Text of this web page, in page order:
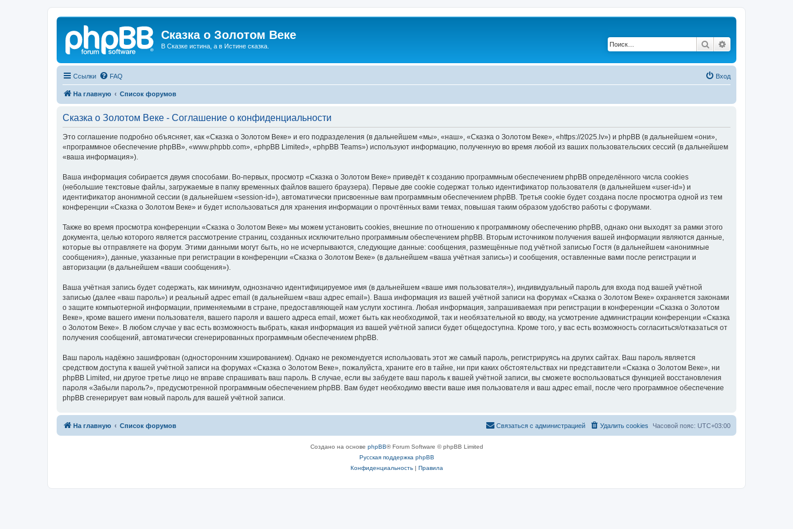
Сказка о Золотом Веке
В Сказке истина, а в Истине сказка. Поиск
Ссылки FAQ Вход
На главную Список форумов
Сказка о Золотом Веке - Соглашение о конфиденциальности
Это соглашение подробно объясняет, как «Сказка о Золотом Веке» и его подразделения (в дальнейшем «мы», «наш», «Сказка о Золотом Веке», «https://2025.lv») и phpBB (в дальнейшем «они»,
«программное обеспечение phpBB», «www.phpbb.com», «phpBB Limited», «phpBB Teams») используют информацию, полученную во время любой из ваших пользовательских сессий (в дальнейшем
«ваша информация»).
Ваша информация собирается двумя способами. Во-первых, просмотр «Сказка о Золотом Веке» приведёт к созданию программным обеспечением phpBB определённого числа cookies
(небольшие текстовые файлы, загружаемые в папку временных файлов вашего браузера). Первые две cookie содержат только идентификатор пользователя (в дальнейшем «user-id») и
идентификатор анонимной сессии (в дальнейшем «session-id»), автоматически присвоенные вам программным обеспечением phpBB. Третья cookie будет создана после просмотра одной из тем
конференции «Сказка о Золотом Веке» и будет использоваться для хранения информации о прочтённых вами темах, повышая таким образом удобство работы с форумами.
Также во время просмотра конференции «Сказка о Золотом Веке» мы можем установить cookies, внешние по отношению к программному обеспечению phpBB, однако они выходят за рамки этого
документа, целью которого является рассмотрение страниц, созданных исключительно программным обеспечением phpBB. Вторым источником получения вашей информации являются данные,
которые вы отправляете на форум. Этими данными могут быть, но не исчерпываются, следующие данные: сообщения, размещённые под учётной записью Гостя (в дальнейшем «анонимные
сообщения»), данные, указанные при регистрации в конференции «Сказка о Золотом Веке» (в дальнейшем «ваша учётная запись») и сообщения, оставленные вами после регистрации и
авторизации (в дальнейшем «ваши сообщения»).
Ваша учётная запись будет содержать, как минимум, однозначно идентифицируемое имя (в дальнейшем «ваше имя пользователя»), индивидуальный пароль для входа под вашей учётной
записью (далее «ваш пароль») и реальный адрес email (в дальнейшем «ваш адрес email»). Ваша информация из вашей учётной записи на форумах «Сказка о Золотом Веке» охраняется законами
о защите компьютерной информации, применяемыми в стране, предоставляющей нам услуги хостинга. Любая информация, запрашиваемая при регистрации в конференции «Сказка о Золотом
Веке», кроме вашего имени пользователя, вашего пароля и вашего адреса email, может быть как необходимой, так и необязательной ко вводу, на усмотрение администрации конференции «Сказка
о Золотом Веке». В любом случае у вас есть возможность выбрать, какая информация из вашей учётной записи будет общедоступна. Кроме того, у вас есть возможность согласиться/отказаться от
получения сообщений, автоматически сгенерированных программным обеспечением phpBB.
Ваш пароль надёжно зашифрован (односторонним хэшированием). Однако не рекомендуется использовать этот же самый пароль, регистрируясь на других сайтах. Ваш пароль является
средством доступа к вашей учётной записи на форумах «Сказка о Золотом Веке», пожалуйста, храните его в тайне, ни при каких обстоятельствах ни представители «Сказка о Золотом Веке», ни
phpBB Limited, ни другое третье лицо не вправе спрашивать ваш пароль. В случае, если вы забудете ваш пароль к вашей учётной записи, вы сможете воспользоваться функцией восстановления
пароля «Забыли пароль?», предусмотренной программным обеспечением phpBB. Вам будет необходимо ввести ваше имя пользователя и ваш адрес email, после чего программное обеспечение
phpBB сгенерирует вам новый пароль для вашей учётной записи.
На главную Список форумов Часовой пояс: UTC+03:00
Удалить cookies
Связаться с администрацией
Создано на основе phpBB® Forum Software © phpBB Limited
Русская поддержка phpBB
Конфиденциальность| Правила